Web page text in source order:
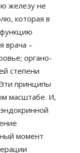
железу не
которая в
функцию
врача –
органо-
степени
принципы
масштабе. И,
момент